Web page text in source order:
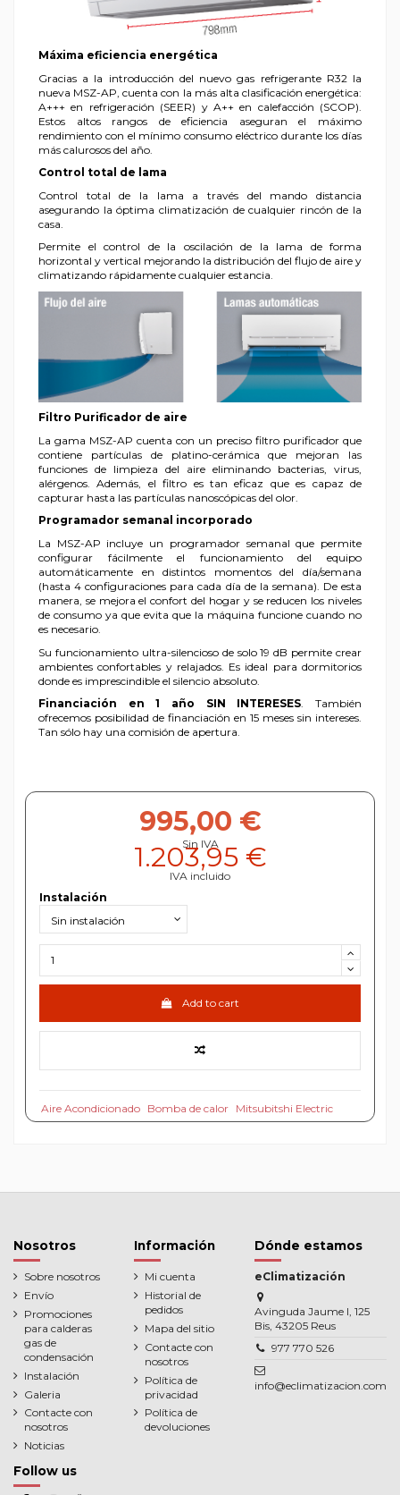
Máxima eficiencia energética
Gracias a la introducción del nuevo gas refrigerante R32 la
nueva MSZ-AP, cuenta con la más alta clasificación energética:
A+++ en refrigeración (SEER) y A++ en calefacción (SCOP).
Estos altos rangos de eficiencia aseguran el máximo
rendimiento con el mínimo consumo eléctrico durante los días
más calurosos del año.
Control total de lama
Control total de la lama a través del mando distancia
asegurando la óptima climatización de cualquier rincón de la
casa.
Permite el control de la oscilación de la lama de forma
horizontal y vertical mejorando la distribución del flujo de aire y
climatizando rápidamente cualquier estancia.
Filtro Purificador de aire
La gama MSZ-AP cuenta con un preciso filtro purificador que
contiene partículas de platino-cerámica que mejoran las
funciones de limpieza del aire eliminando bacterias, virus,
alérgenos. Además, el filtro es tan eficaz que es capaz de
capturar hasta las partículas nanoscópicas del olor.
Programador semanal incorporado
La MSZ-AP incluye un programador semanal que permite
configurar fácilmente el funcionamiento del equipo
automáticamente en distintos momentos del día/semana
(hasta 4 configuraciones para cada día de la semana). De esta
manera, se mejora el confort del hogar y se reducen los niveles
de consumo ya que evita que la máquina funcione cuando no
es necesario.​
Su funcionamiento ultra-silencioso de solo 19 dB permite crear
ambientes confortables y relajados. Es ideal para dormitorios
donde es imprescindible el silencio absoluto.
Financiación en 1 año SIN INTERESES. También
ofrecemos posibilidad de financiación en 15 meses sin intereses.
Tan sólo hay una comisión de apertura.
995,00 €
Sin IVA
1.203,95 €
IVA incluido
Instalación
Add to cart
Aire Acondicionado Bomba de calor Mitsubitshi Electric
Nosotros
Sobre nosotros
Envío
Promociones
para calderas
gas de
condensación
Instalación
Galeria
Contacte con
nosotros
Noticias
Información
Mi cuenta
Historial de
pedidos
Mapa del sitio
Contacte con
nosotros
Política de
privacidad
Política de
devoluciones
Dónde estamos
eClimatización
Avinguda Jaume I, 125
Bis, 43205 Reus
977 770 526
info@eclimatizacion.com
Follow us